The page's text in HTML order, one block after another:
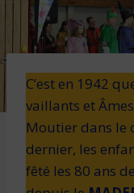
C’est en 1942
vaillants et
Moutier dans le
dernier, les
fêté les 80 ans